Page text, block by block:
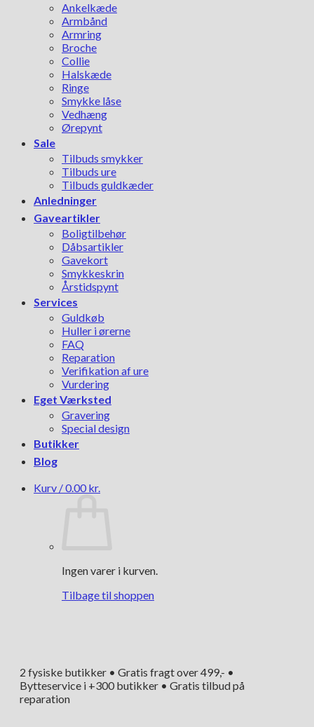
Ankelkæde
Armbånd
Armring
Broche
Collie
Halskæde
Ringe
Smykke låse
Vedhæng
Ørepynt
Sale
Tilbuds smykker
Tilbuds ure
Tilbuds guldkæder
Anledninger
Gaveartikler
Boligtilbehør
Dåbsartikler
Gavekort
Smykkeskrin
Årstidspynt
Services
Guldkøb
Huller i ørerne
FAQ
Reparation
Verifikation af ure
Vurdering
Eget Værksted
Gravering
Special design
Butikker
Blog
Kurv /0.00 kr.
Ingen varer i kurven.
Tilbage til shoppen
2 fysiske butikker • Gratis fragt over 499,- •
Bytteservice i +300 butikker • Gratis tilbud på
reparation